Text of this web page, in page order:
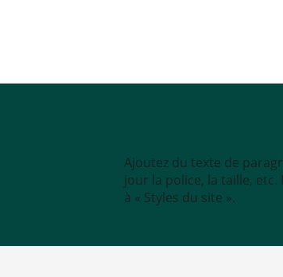
Ajoutez du texte de
jour la police, la taille,
à « Styles du site ».